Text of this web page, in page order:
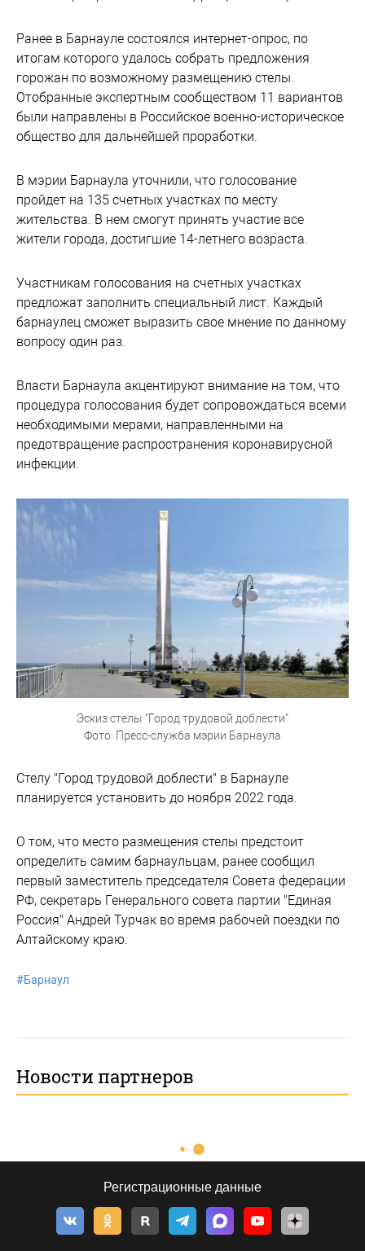
Ранее в Барнауле состоялся интернет-опрос, по
итогам которого удалось собрать предложения
горожан по возможному размещению стелы.
Отобранные экспертным сообществом 11 вариантов
были направлены в Российское военно-историческое
общество для дальнейшей проработки.
В мэрии Барнаула уточнили, что голосование
пройдет на 135 счетных участках по месту
жительства. В нем смогут принять участие все
жители города, достигшие 14-летнего возраста.
Участникам голосования на счетных участках
предложат заполнить специальный лист. Каждый
барнаулец сможет выразить свое мнение по данному
вопросу один раз.
Власти Барнаула акцентируют внимание на том, что
процедура голосования будет сопровождаться всеми
необходимыми мерами, направленными на
предотвращение распространения коронавирусной
инфекции.
Эскиз стелы "Город трудовой доблести"
Фото: Пресс-служба мэрии Барнаула
Стелу "Город трудовой доблести" в Барнауле
планируется установить до ноября 2022 года.
О том, что место размещения стелы предстоит
определить самим барнаульцам, ранее сообщил
первый заместитель председателя Совета федерации
РФ, секретарь Генерального совета партии "Единая
Россия" Андрей Турчак во время рабочей поездки по
Алтайскому краю.
#Барнаул
Новости партнеров
Регистрационные данные